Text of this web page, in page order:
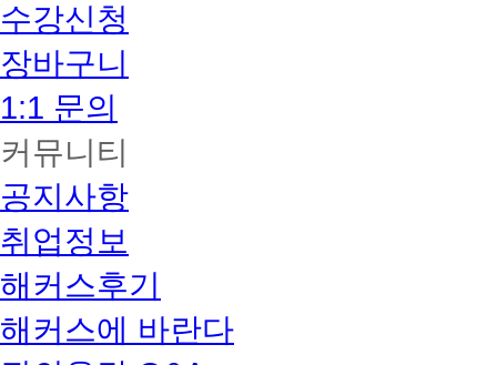
수강신청
장바구니
1:1 문의
커뮤니티
공지사항
취업정보
해커스후기
해커스에 바란다